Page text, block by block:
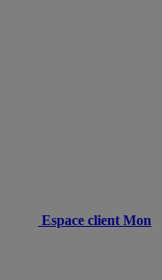
Espace client Mon